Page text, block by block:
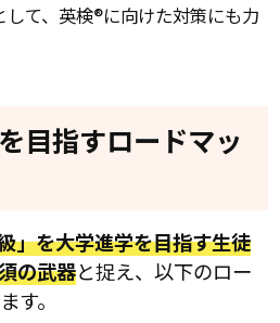
して、英検®に向けた対策にも力
目指すロードマッ
」を大学進学を目指す生徒
の武器と捉え、以下のロー
す。